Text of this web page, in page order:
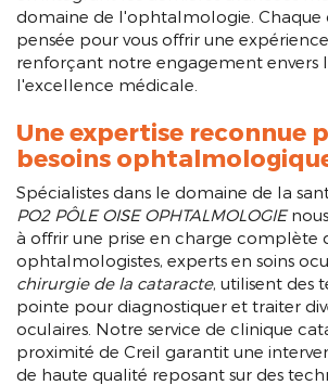
domaine de l'ophtalmologie. Chaque
pensée pour vous offrir une
renforçant notre engagement envers
l'excellence médicale.
Une expertise reconnue
besoins
Spécialistes dans le domaine de la
PO2 PÔLE OISE OPHTALMOLOGIE
à offrir une prise en charge complète
ophtalmologistes, experts en soins
chirurgie de la cataracte, utilisent des
pointe pour diagnostiquer et traiter
oculaires. Notre service de clinique
proximité de Creil garantit une
de haute qualité reposant sur des